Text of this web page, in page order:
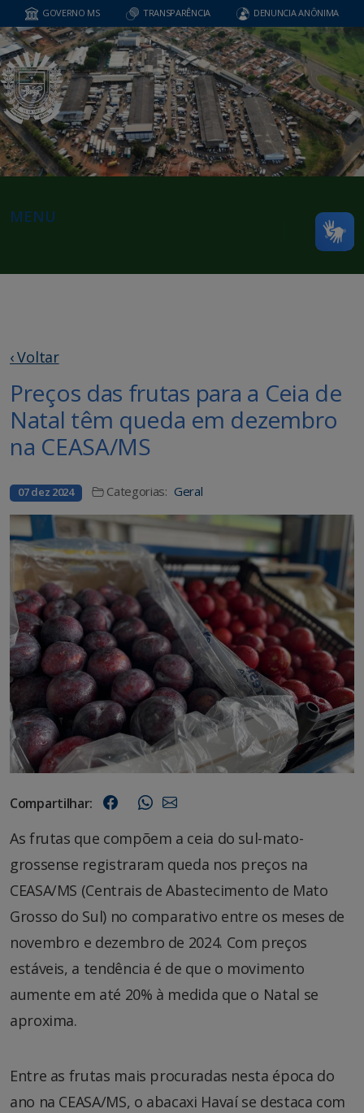
GOVERNO MS TRANSPARÊNCIA DENUNCIA ANÔNIMA
MENU
‹ Voltar
Preços das frutas para a Ceia de
Natal têm queda em dezembro
na CEASA/MS
07 dez 2024 Categorias: Geral
Compartilhar:
As frutas que compõem a ceia do sul-mato-
grossense registraram queda nos preços na
CEASA/MS (Centrais de Abastecimento de Mato
Grosso do Sul) no comparativo entre os meses de
novembro e dezembro de 2024. Com preços
estáveis, a tendência é de que o movimento
aumente em até 20% à medida que o Natal se
aproxima.
Entre as frutas mais procuradas nesta época do
ano na CEASA/MS, o abacaxi Havaí se destaca com